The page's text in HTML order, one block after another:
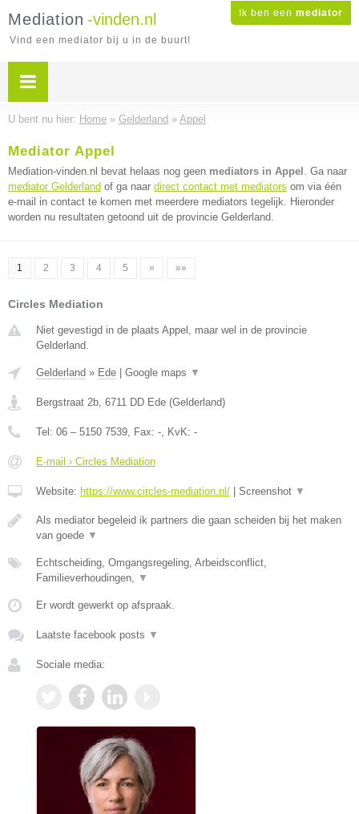
Ik ben een mediator
Mediation -vinden.nl
Vind een mediator bij u in de buurt!
U bent nu hier: Home » Gelderland » Appel
Mediator Appel
Mediation-vinden.nl bevat helaas nog geen mediators in Appel . Ga naar
mediator Gelderland of ga naar direct contact met mediators om via één
e-mail in contact te komen met meerdere mediators tegelijk. Hieronder
worden nu resultaten getoond uit de provincie Gelderland.
1 2 3 4 5 » »»
Circles Mediation
Niet gevestigd in de plaats Appel, maar wel in de provincie
Gelderland.
Gelderland » Ede Google maps ▼
Bergstraat 2b, 6711 DD Ede (Gelderland)
Tel: 06 – 5150 7539, Fax: -, KvK: -
E-mail › Circles Mediation
Website: https://www.circles-mediation.nl/ Screenshot ▼
Als mediator begeleid ik partners die gaan scheiden bij het maken
van goede ▼
Echtscheiding, Omgangsregeling, Arbeidsconflict,
Familieverhoudingen, ▼
Er wordt gewerkt op afspraak.
Laatste facebook posts ▼
Sociale media: